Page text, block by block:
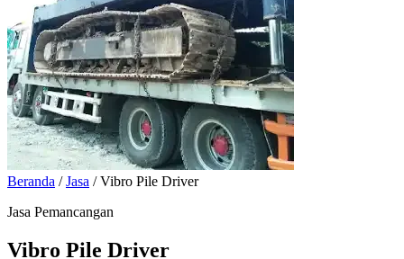
Beranda / Jasa / Vibro Pile Driver
Jasa Pemancangan
Vibro Pile Driver